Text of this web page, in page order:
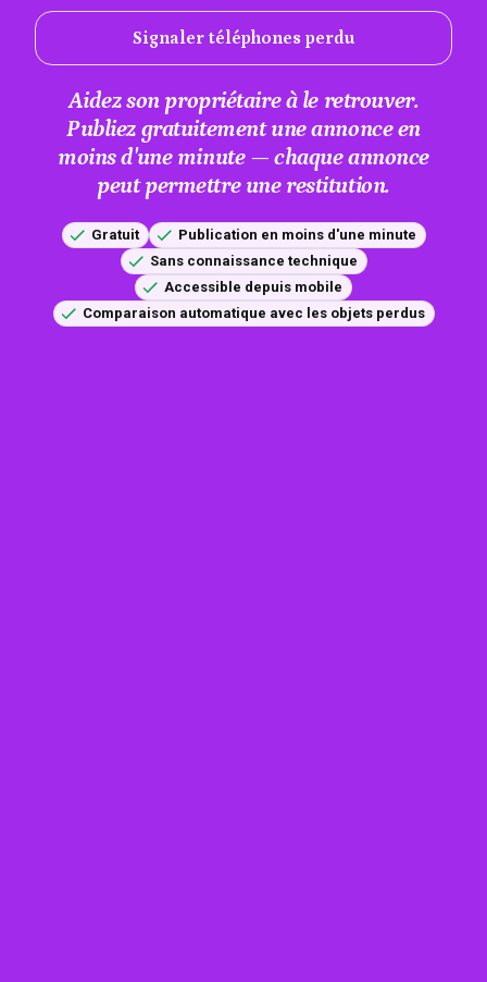
Signaler téléphones perdu
Aidez son propriétaire à le retrouver.
Publiez gratuitement une annonce en
moins d'une minute — chaque annonce
peut permettre une restitution.
Gratuit
Publication en moins d'une minute
Sans connaissance technique
Accessible depuis mobile
Comparaison automatique avec les objets perdus